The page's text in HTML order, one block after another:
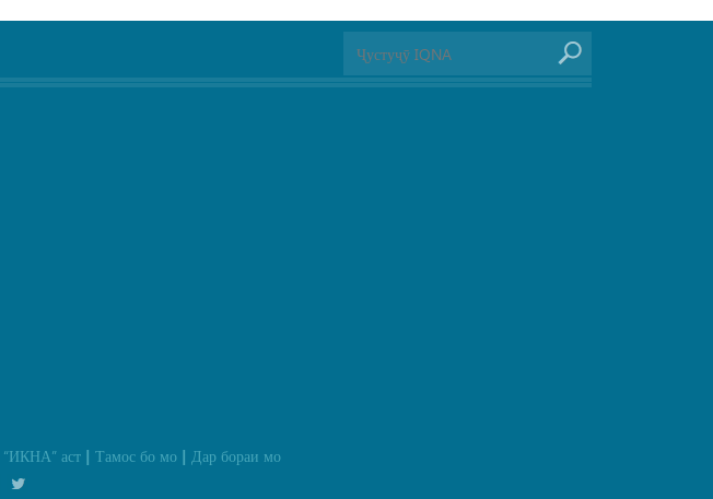
“ИКНА”аст | Тамос бо мо | Дар бораи мо